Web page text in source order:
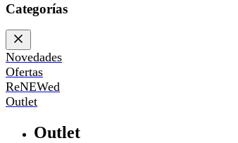
Categorías
Novedades
Ofertas
ReNEWed
Outlet
Outlet